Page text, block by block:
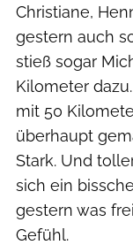
Christiane,
gestern auch
stieß sogar
Kilometer
mit 50
überhaupt
Stark. Und
sich ein
gestern was
Gefühl.